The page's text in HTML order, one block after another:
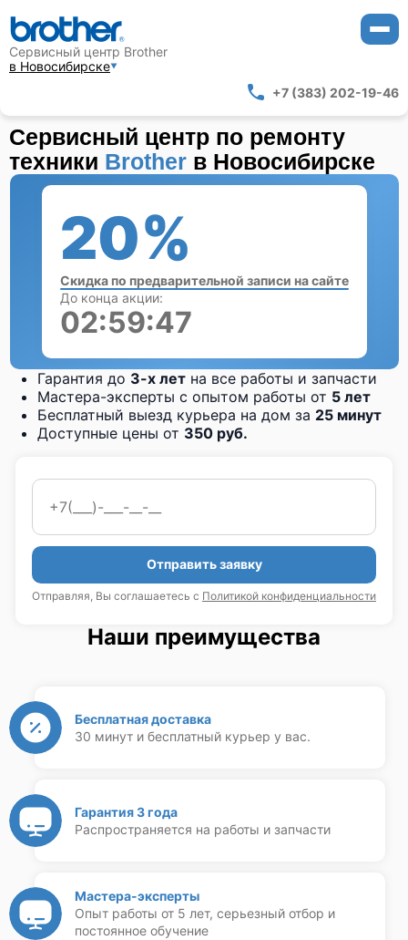
Сервисный центр Brother
в Новосибирске
+7 (383) 202-19-46
Сервисный центр по ремонту
техники Brother в Новосибирске
Гарантия до 3-х лет на все работы и запчасти
Мастера-эксперты с опытом работы от 5 лет
Бесплатный выезд курьера на дом за 25 минут
Доступные цены от 350 руб.
Отправить заявку
Отправляя, Вы соглашаетесь с Политикой конфиденциальности
20%
Скидка по предварительной записи на сайте
До конца акции:
02:59:47
Наши преимущества
Бесплатная доставка
30 минут и бесплатный курьер у вас.
Гарантия 3 года
Распространяется на работы и запчасти
Мастера-эксперты
Опыт работы от 5 лет, серьезный отбор и
постоянное обучение